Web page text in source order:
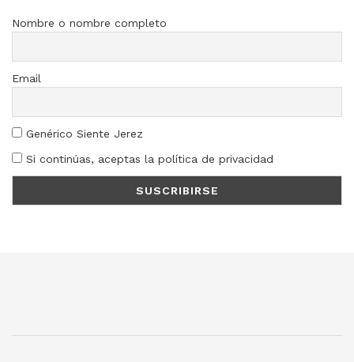
Nombre o nombre completo
Email
Genérico Siente Jerez
Si continúas, aceptas la política de privacidad